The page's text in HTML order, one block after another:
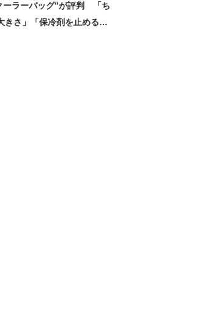
ーラーバッグ”が評判 「ち
きさ」「保冷剤を止めるベ